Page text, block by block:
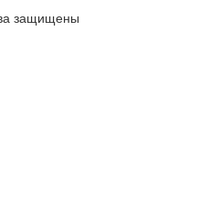
защищены